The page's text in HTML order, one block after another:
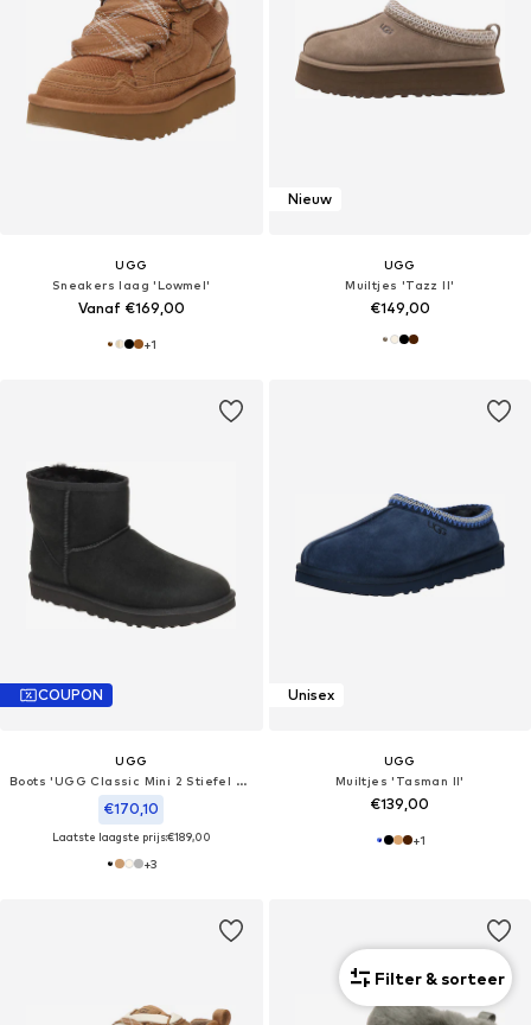
UGG
Sneakers laag 'Lowmel'
Vanaf €169,00
+1
Nieuw
UGG
Muiltjes 'Tazz II'
€149,00
COUPON
UGG
Boots 'UGG Classic Mini 2 Stiefel schwarz 1016222'
€170,10
Laatste laagste prijs:€189,00
+3
Unisex
UGG
Muiltjes 'Tasman II'
€139,00
+1
Filter & sorteer